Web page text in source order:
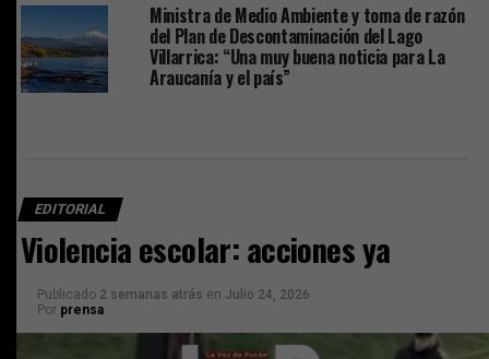
Ministra de Medio Ambiente y toma de razón
del Plan de Descontaminación del Lago
Villarrica: “Una muy buena noticia para La
Araucanía y el país”
EDITORIAL
Violencia escolar: acciones ya
Publicado 2 semanas atrás en Julio 24, 2026
Por prensa